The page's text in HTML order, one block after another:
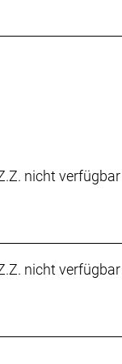
nicht verfügbar
nicht verfügbar